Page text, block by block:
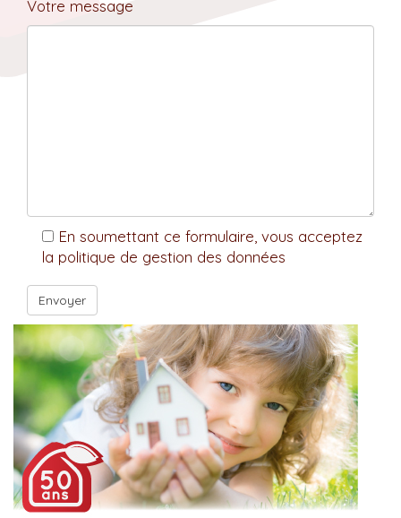
Votre message
En soumettant ce formulaire, vous acceptez
la politique de gestion des données